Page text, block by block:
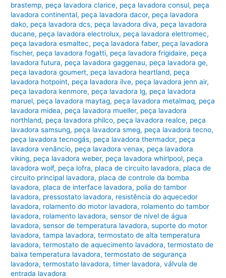
brastemp, peça lavadora clarice, peça lavadora consul, peça
lavadora continental, peça lavadora dacor, peça lavadora
dako, peça lavadora dcs, peça lavadora diva, peça lavadora
ducane, peça lavadora electrolux, peça lavadora elettromec,
peça lavadora esmaltec, peça lavadora faber, peça lavadora
fischer, peça lavadora fogatti, peça lavadora frigidaire, peça
lavadora futura, peça lavadora gaggenau, peça lavadora ge,
peça lavadora goumert, peça lavadora heartland, peça
lavadora hotpoint, peça lavadora ilve, peça lavadora jenn air,
peça lavadora kenmore, peça lavadora lg, peça lavadora
maruel, peça lavadora maytag, peça lavadora metalmaq, peça
lavadora midea, peça lavadora mueller, peça lavadora
northland, peça lavadora philco, peça lavadora realce, peça
lavadora samsung, peça lavadora smeg, peça lavadora tecno,
peça lavadora tecnogás, peça lavadora thermador, peça
lavadora venâncio, peça lavadora venax, peça lavadora
viking, peça lavadora weber, peça lavadora whirlpool, peça
lavadora wolf, peça lofra, placa de circuito lavadora, placa de
circuito principal lavadora, placa de controle da bomba
lavadora, placa de interface lavadora, polia do tambor
lavadora, pressostato lavadora, resistência do aquecedor
lavadora, rolamento do motor lavadora, rolamento do tambor
lavadora, rolamento lavadora,sensor de nível de água
lavadora,sensor de temperatura lavadora,suporte do motor
lavadora,tampa lavadora,termostato de alta temperatura
lavadora,termostato de aquecimento lavadora,termostato de
baixa temperatura lavadora,termostato de segurança
lavadora,termostato lavadora,timer lavadora,válvula de
entrada lavadora